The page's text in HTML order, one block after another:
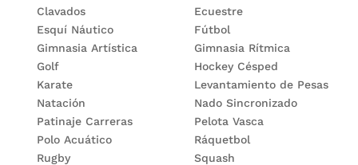
Clavados
Ecuestre
Esquí Náutico
Fútbol
Gimnasia Artística
Gimnasia Rítmica
Golf
Hockey Césped
Karate
Levantamiento de Pesas
Natación
Nado Sincronizado
Patinaje Carreras
Pelota Vasca
Polo Acuático
Ráquetbol
Rugby
Squash